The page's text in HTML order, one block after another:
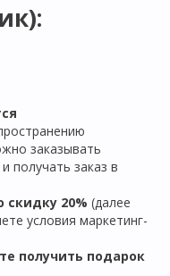
заказывать
получать заказ в
скидку 20% (далее
условия маркетинг-
получить подарок